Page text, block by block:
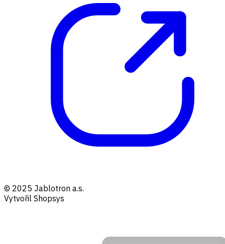
© 2025 Jablotron a.s.
Vytvořil Shopsys